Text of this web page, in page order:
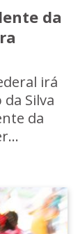
da
irá
Silva
da